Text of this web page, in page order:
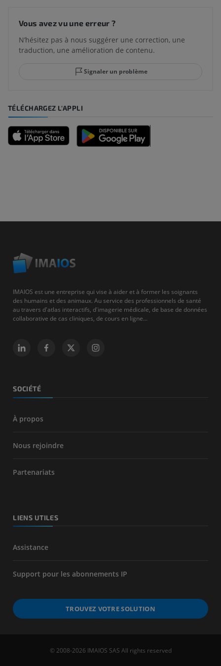
Vous avez vu une erreur ?
N’hésitez pas à nous suggérer une correction, une
traduction, une amélioration de contenu.
Signaler un problème
TÉLÉCHARGEZ L'APPLI
IMAIOS est une entreprise qui vise à aider et à former les soignants
des humains et des animaux. Au service des professionnels de santé
au travers d'atlas interactifs, d'imagerie médicale, de base de données
collaborative de cas cliniques, de cours en ligne...
SOCIÉTÉ
À propos
Nous rejoindre
Partenariats
LIENS UTILES
Assistance
Support pour les abonnements IP
TROUVEZ VOTRE SOLUTION
© 2008-2026 IMAIOS SAS All rights reserved